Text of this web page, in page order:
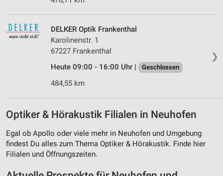
❯
DELKER Optik Frankenthal
Karolinenstr. 1
67227 Frankenthal
Heute 09:00 - 16:00 Uhr |
Geschlossen
484,55 km
Optiker & Hörakustik Filialen in Neuhofen
Egal ob Apollo oder viele mehr in Neuhofen und Umgebung
findest Du alles zum Thema Optiker & Hörakustik. Finde hier
Filialen und Öffnungszeiten.